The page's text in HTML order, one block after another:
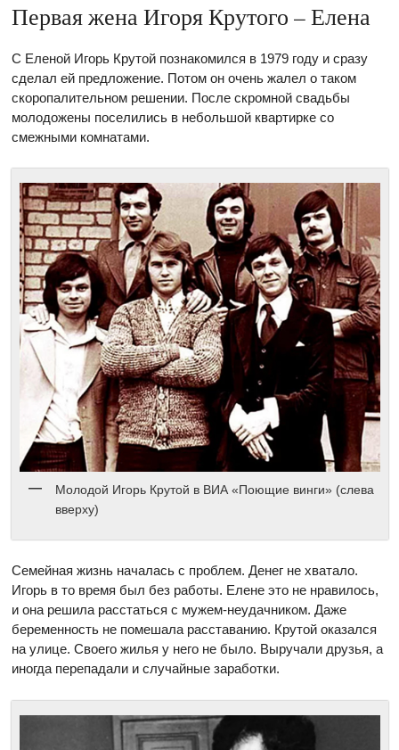
Первая жена Игоря Крутого – Елена
С Еленой Игорь Крутой познакомился в 1979 году и сразу
сделал ей предложение. Потом он очень жалел о таком
скоропалительном решении. После скромной свадьбы
молодожены поселились в небольшой квартирке со
смежными комнатами.
Молодой Игорь Крутой в ВИА «Поющие винги» (слева
вверху)
Семейная жизнь началась с проблем. Денег не хватало.
Игорь в то время был без работы. Елене это не нравилось,
и она решила расстаться с мужем-неудачником. Даже
беременность не помешала расставанию. Крутой оказался
на улице. Своего жилья у него не было. Выручали друзья, а
иногда перепадали и случайные заработки.